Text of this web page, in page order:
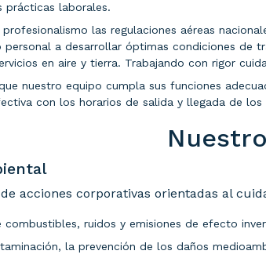
prácticas laborales.
las regulaciones aéreas
personal a desarrollar óptimas condiciones de
en aire y tierra. Trabajando con rigor
nuestro equipo cumpla sus funciones
con los horarios de salida y llegada de los
acciones corporativas orientadas al
combustibles, ruidos y emisiones de efecto
la prevención de los daños